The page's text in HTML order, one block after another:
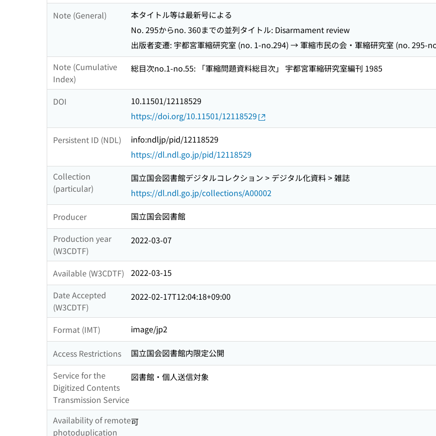
Note (General)
本タイトル等は最新号による
No. 295からno. 360までの並列タイトル: Disarmament review
出版者変遷: 宇都宮軍縮研究室 (no. 1-no.294) → 軍縮市民の会・軍縮研究室 (no. 295-
Note (Cumulative
Index)
総目次no.1-no.55: 「軍縮問題資料総目次」 宇都宮軍縮研究室編刊 1985
DOI
10.11501/12118529
https://doi.org/10.11501/12118529
Persistent ID (NDL)
info:ndljp/pid/12118529
https://dl.ndl.go.jp/pid/12118529
Collection
(particular)
国立国会図書館デジタルコレクション > デジタル化資料 > 雑誌
https://dl.ndl.go.jp/collections/A00002
Producer
国立国会図書館
Production year
(W3CDTF)
2022-03-07
Available (W3CDTF)
2022-03-15
Date Accepted
(W3CDTF)
2022-02-17T12:04:18+09:00
Format (IMT) image/jp2
Access Restrictions
国立国会図書館内限定公開
Service for the
Digitized Contents
Transmission Service
図書館・個人送信対象
Availability of remote
photoduplication
可